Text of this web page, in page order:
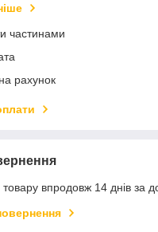
частинами
рахунок
впродовж 14 днів за